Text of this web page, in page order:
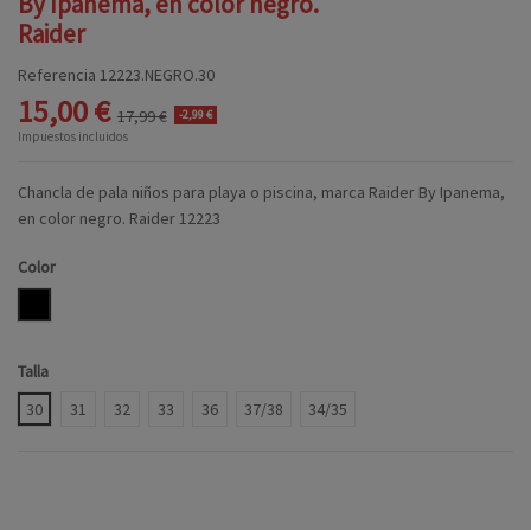
Raider
Referencia 12223.NEGRO.30
15,00 € 17,99 € -2,99 €
Impuestos incluidos
Chancla de pala niños para playa o piscina, marca Raider By Ipanema,
en color negro. Raider 12223
Color
Talla
30
31 32 33 36 37/38 34/35